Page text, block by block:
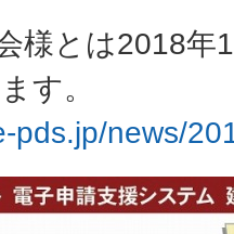
様とは2018
す。
pds.jp/news/